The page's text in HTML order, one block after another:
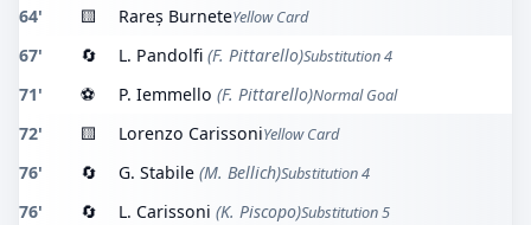
64' 🟨 Rareș BurneteYellow Card
67' 🔄 L. Pandolfi (F. Pittarello)Substitution 4
71' ⚽ P. Iemmello (F. Pittarello)Normal Goal
72' 🟨 Lorenzo CarissoniYellow Card
76' 🔄 G. Stabile (M. Bellich)Substitution 4
76' 🔄 L. Carissoni (K. Piscopo)Substitution 5